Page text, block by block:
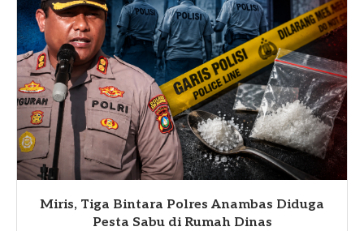
Miris, Tiga Bintara Polres Anambas Diduga
Pesta Sabu di Rumah Dinas